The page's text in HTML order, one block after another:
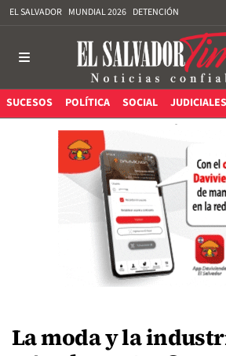
EL SALVADOR MUNDIAL 2026 DETENCIÓN
SUCESOS POLÍTICA SOCIAL JUDICIALES
La moda y la